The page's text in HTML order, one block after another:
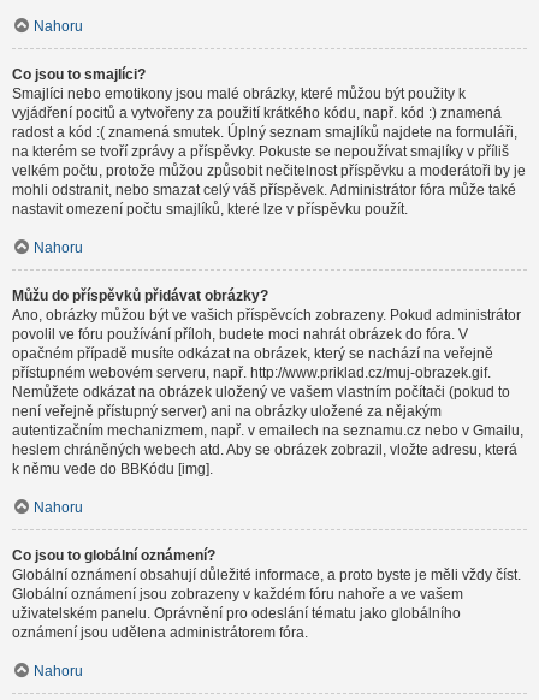
Nahoru
Co jsou to smajlíci?
Smajlíci nebo emotikony jsou malé obrázky, které můžou být použity k
vyjádření pocitů a vytvořeny za použití krátkého kódu, např. kód :) znamená
radost a kód :( znamená smutek. Úplný seznam smajlíků najdete na formuláři,
na kterém se tvoří zprávy a příspěvky. Pokuste se nepoužívat smajlíky v příliš
velkém počtu, protože můžou způsobit nečitelnost příspěvku a moderátoři by je
mohli odstranit, nebo smazat celý váš příspěvek. Administrátor fóra může také
nastavit omezení počtu smajlíků, které lze v příspěvku použít.
Nahoru
Můžu do příspěvků přidávat obrázky?
Ano, obrázky můžou být ve vašich příspěvcích zobrazeny. Pokud administrátor
povolil ve fóru používání příloh, budete moci nahrát obrázek do fóra. V
opačném případě musíte odkázat na obrázek, který se nachází na veřejně
přístupném webovém serveru, např. http://www.priklad.cz/muj-obrazek.gif.
Nemůžete odkázat na obrázek uložený ve vašem vlastním počítači (pokud to
není veřejně přístupný server) ani na obrázky uložené za nějakým
autentizačním mechanizmem, např. v emailech na seznamu.cz nebo v Gmailu,
heslem chráněných webech atd. Aby se obrázek zobrazil, vložte adresu, která
k němu vede do BBKódu [img].
Nahoru
Co jsou to globální oznámení?
Globální oznámení obsahují důležité informace, a proto byste je měli vždy číst.
Globální oznámení jsou zobrazeny v každém fóru nahoře a ve vašem
uživatelském panelu. Oprávnění pro odeslání tématu jako globálního
oznámení jsou udělena administrátorem fóra.
Nahoru